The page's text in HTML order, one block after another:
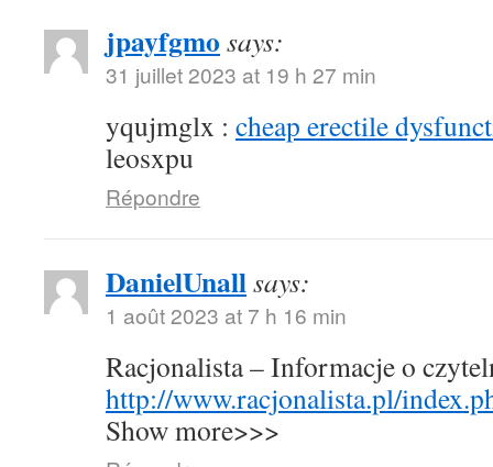
jpayfgmo says:
31 juillet 2023 at 19 h 27 min
yqujmglx : cheap erectile
leosxpu
Répondre
DanielUnallsays:
1 août 2023 at 7 h 16 min
Racjonalista – Informacje o
http://www.racjonalista.pl/
Show more>>>